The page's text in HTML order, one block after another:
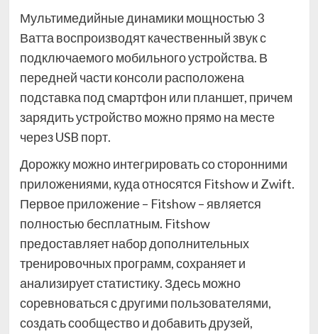
Мультимедийные динамики мощностью 3
Ватта воспроизводят качественный звук с
подключаемого мобильного устройства. В
передней части консоли расположена
подставка под смартфон или планшет, причем
зарядить устройство можно прямо на месте
через USB порт.
Дорожку можно интегрировать со сторонними
приложениями, куда относятся Fitshow и Zwift.
Первое приложение – Fitshow – является
полностью бесплатным. Fitshow
предоставляет набор дополнительных
тренировочных программ, сохраняет и
анализирует статистику. Здесь можно
соревноваться с другими пользователями,
создать сообщество и добавить друзей,